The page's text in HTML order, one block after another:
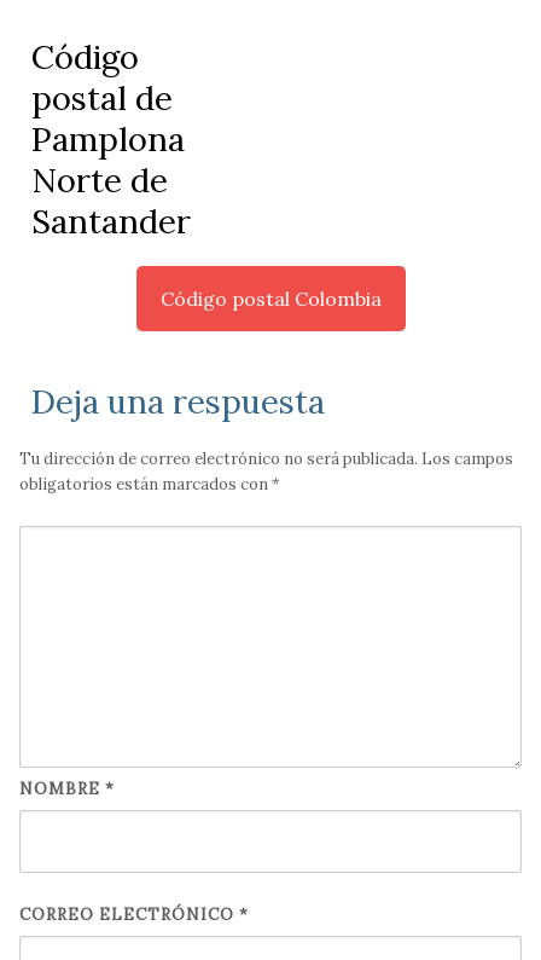
Código
postal de
Pamplona
Norte de
Santander
Código postal Colombia
Deja una respuesta
Tu dirección de correo electrónico no será publicada. Los campos
obligatorios están marcados con*
NOMBRE *
CORREO ELECTRÓNICO *